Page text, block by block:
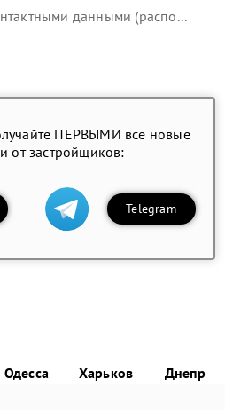
данными (распо...
ПЕРВЫМИ все новые
от застройщиков:
Telegram
Одесса Харьков Днепр